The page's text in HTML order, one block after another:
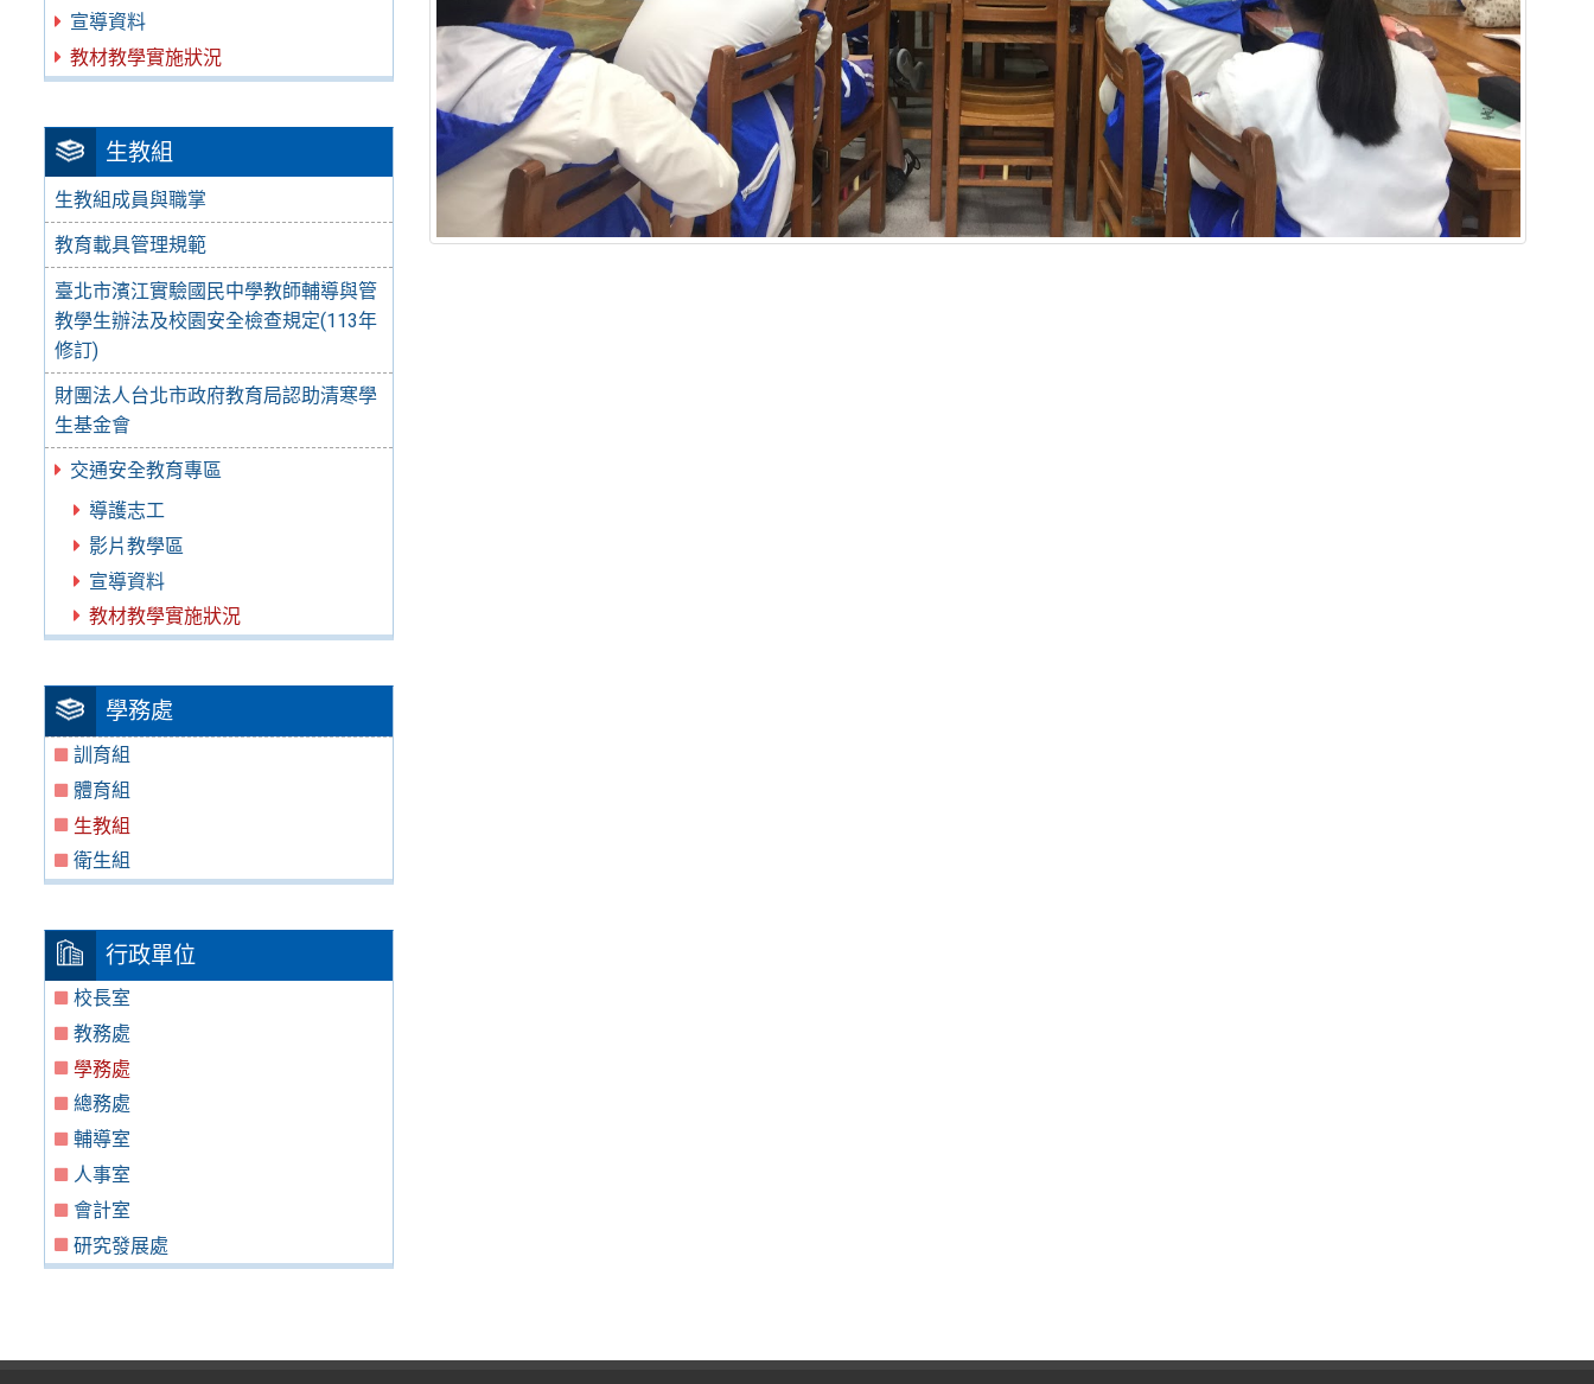
宣導資料
教材教學實施狀況
生教組
生教組成員與職掌
教育載具管理規範
臺北市濱江實驗國民中學教師輔導與管
教學生辦法及校園安全檢查規定(113年
修訂)
財團法人台北市政府教育局認助清寒學
生基金會
交通安全教育專區
導護志工
影片教學區
宣導資料
教材教學實施狀況
學務處
訓育組
體育組
生教組
衛生組
行政單位
校長室
教務處
學務處
總務處
輔導室
人事室
會計室
研究發展處